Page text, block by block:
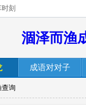
刻
涸泽而渔
成语对对子
询